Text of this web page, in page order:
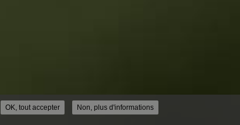
OK, tout accepter Non, plus d'informations